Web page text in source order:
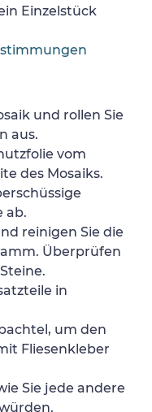
Einzelstück
und rollen Sie
aus.
vom
des Mosaiks.
ab.
reinigen Sie die
Überprüfen
in
um den
Fliesenkleber
Sie jede andere